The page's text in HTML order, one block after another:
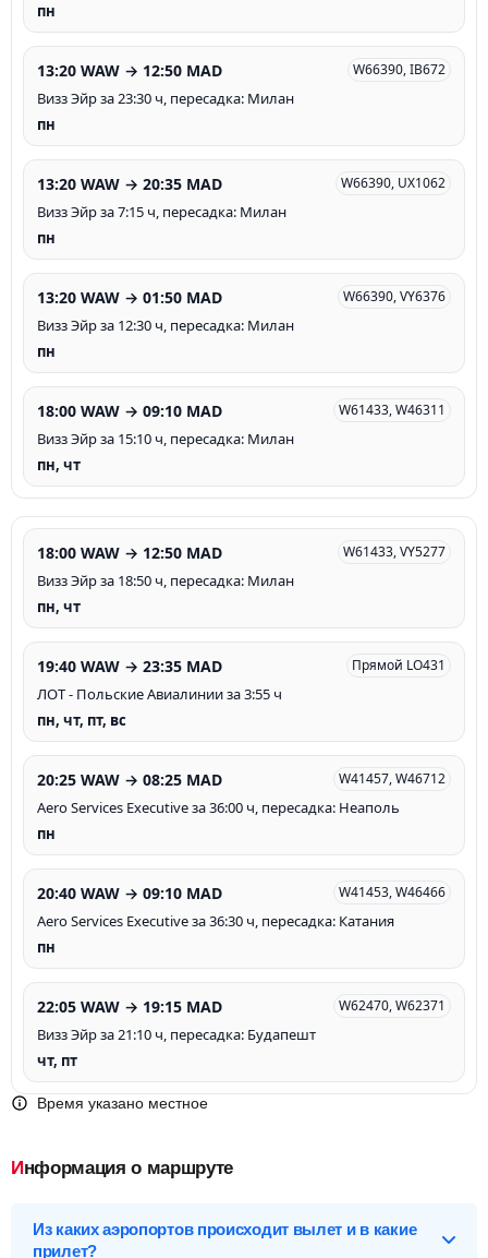
пн
13:20 WAW → 12:50 MAD W66390, IB672
Визз Эйр за 23:30 ч, пересадка: Милан
пн
13:20 WAW → 20:35 MAD W66390, UX1062
Визз Эйр за 7:15 ч, пересадка: Милан
пн
13:20 WAW → 01:50 MAD W66390, VY6376
Визз Эйр за 12:30 ч, пересадка: Милан
пн
18:00 WAW → 09:10 MAD W61433, W46311
Визз Эйр за 15:10 ч, пересадка: Милан
пн, чт
18:00 WAW → 12:50 MAD W61433, VY5277
Визз Эйр за 18:50 ч, пересадка: Милан
пн, чт
19:40 WAW → 23:35 MAD Прямой LO431
ЛОТ - Польские Авиалинии за 3:55 ч
пн, чт, пт, вс
20:25 WAW → 08:25 MAD W41457, W46712
Aero Services Executive за 36:00 ч, пересадка: Неаполь
пн
20:40 WAW → 09:10 MAD W41453, W46466
Aero Services Executive за 36:30 ч, пересадка: Катания
пн
22:05 WAW → 19:15 MAD W62470, W62371
Визз Эйр за 21:10 ч, пересадка: Будапешт
чт, пт
Время указано местное
Информация о маршруте
Из каких аэропортов происходит вылет и в какие
прилет?